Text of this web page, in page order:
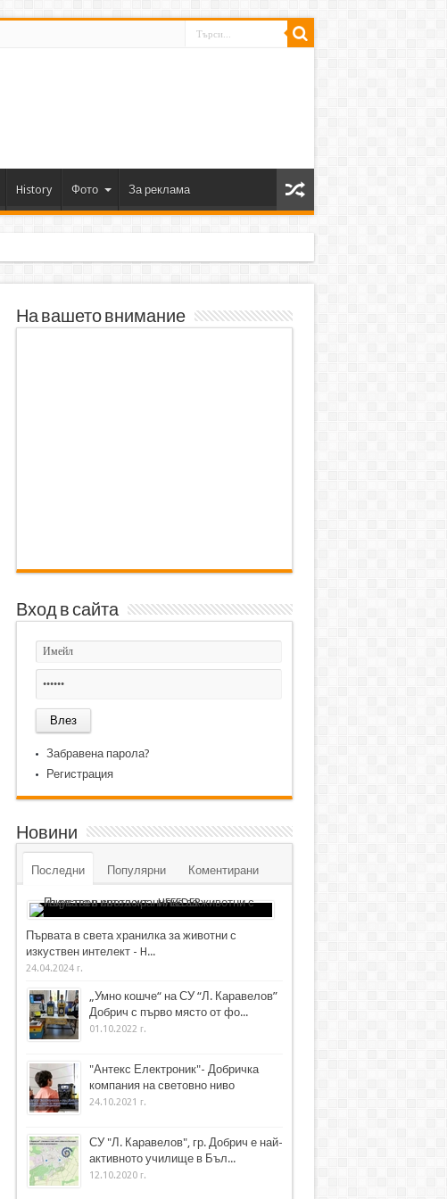
History Фото За реклама
На вашето внимание
Вход в сайта
Забравена парола?
Регистрация
Новини
Последни Популярни Коментирани
Първата в света хранилка за животни с
изкуствен интелект - H...
24.04.2024 г.
„Умно кошче“ на СУ “Л. Каравелов”
Добрич с първо място от фо...
01.10.2022 г.
"Антекс Електроник"- Добричка
компания на световно ниво
24.10.2021 г.
СУ "Л. Каравелов", гр. Добрич е най-
активното училище в Бъл...
12.10.2020 г.